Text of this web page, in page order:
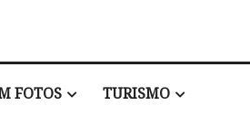
FOTOS TURISMO